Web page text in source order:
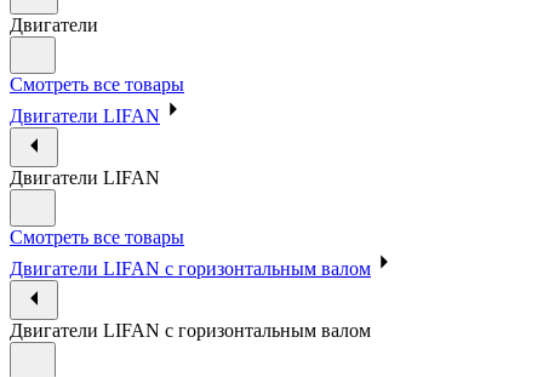
Двигатели
Смотреть все товары
Двигатели LIFAN
Двигатели LIFAN
Смотреть все товары
Двигатели LIFAN с горизонтальным валом
Двигатели LIFAN с горизонтальным валом